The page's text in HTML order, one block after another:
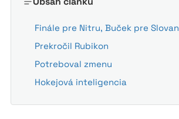
Finále pre Nitru, Buček pre Slovan
Prekročil Rubikon
Potreboval zmenu
Hokejová inteligencia